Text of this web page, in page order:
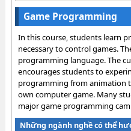
Game Programming
In this course, students learn
necessary to control games.
programming language. The
encourages students to
programming from animation
own computer game. Many
major game programming
Những ngành nghề có thể